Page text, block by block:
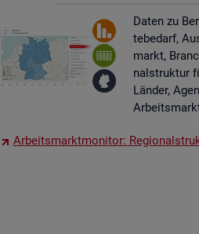
Daten zu
te­be­darf,
markt,
nal­struk­tur
Län­der,
Ar­beits­markt­mo­ni­tor: